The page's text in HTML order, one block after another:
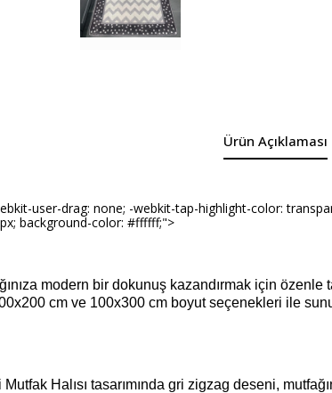
Ürün Açıklaması
user-drag: none; -webkit-tap-highlight-color:
background-color: #ffffff;">
modern bir dokunuş kazandırmak için
cm ve 100x300 cm boyut seçenekleri ile
Halısı tasarımında gri zigzag deseni,